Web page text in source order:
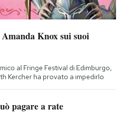
Knox sui suoi
al Fringe Festival di Edimburgo,
Kercher ha provato a impedirlo
pagare a rate